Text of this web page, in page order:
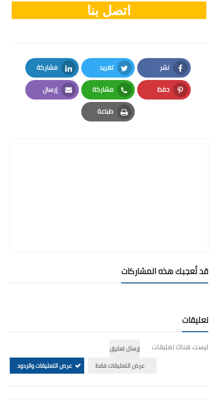
اتصل بنا
نشر
Facebook
تغريد
Twitter
مشاركة
LinkedIn
حفظ
Pinterest
مشاركة
Whatsapp
إرسال
Email
طباعة
Print
قد تُعجبك هذه المشاركات
تعليقات
ليست هناك تعليقات
إرسال تعليق
عرض التعليقات فقط
عرض التعليقات والردود